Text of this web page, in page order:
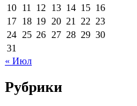
10 11 12 13 14 15 16
17 18 19 20 21 22 23
24 25 26 27 28 29 30
31
« Июл
Рубрики